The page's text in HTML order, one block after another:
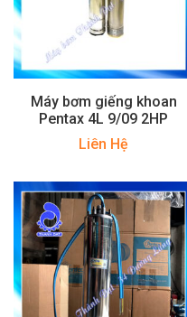
Máy bơm giếng khoan
Pentax 4L 9/09 2HP
Liên Hệ